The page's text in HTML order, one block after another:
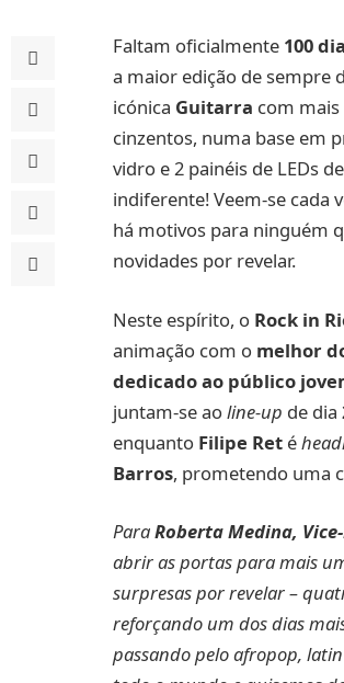
Faltam oficialmente 100
a maior edição de sempre
icónica Guitarra com
cinzentos, numa base em
vidro e 2 painéis de LEDs
indiferente! Veem-se cada
há motivos para ninguém
novidades por revelar.
Neste espírito, o Rock in
animação com o melhor
dedicado ao público
juntam-se aoline-up de dia
enquanto Filipe Ret é
Barros, prometendo uma
ParaRoberta Medina,
abrir as portas para mais
surpresas por revelar –
reforçando um dos dias
passando pelo afropop,